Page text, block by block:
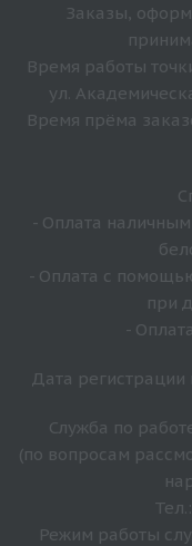
Заказы,
Время работы
ул.
Время прёма
- Оплата
- Оплата с
при
-
Дата регистрации
Служба по
(по вопросам
Режим работы